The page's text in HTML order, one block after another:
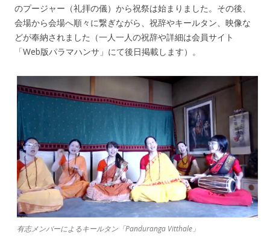
のプージャー（礼拝の儀）から祝祭は始まりました。その後、
会場から会場へ順々に繋ぎながら、祝辞やキールタン、映像な
どが奉納されました（一人一人の祝辞や詳細は会員サイト
「Web版パラマハンサ」にて後日掲載します）。
有志メンバーによるキールタン「Panduranga Vitthale」